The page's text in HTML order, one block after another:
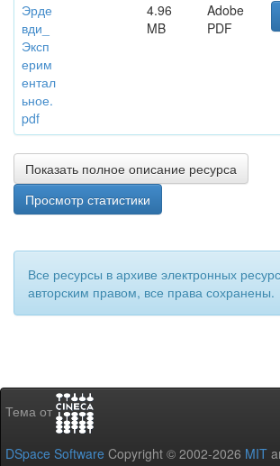
Эрде
вди_
Эксп
ерим
ентал
ьное.
pdf
4.96
MB
Adobe
PDF
Показать полное описание ресурса
Просмотр статистики
Все ресурсы в архиве электронных
авторским правом, все права сохранены.
Тема от
DSpace Software Copyright © 2002-2026 MIT